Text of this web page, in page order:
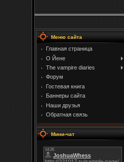
Меню сайта
Главная страница
О Йене
The vampire diaries
Форум
Гостевая книга
Баннеры сайта
Наши друзья
Обратная связь
Мини-чат